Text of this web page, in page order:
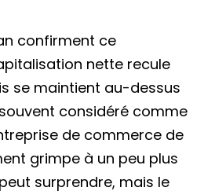
confirment ce
nette recule
se maintient au-dessus
considéré comme
de commerce de
grimpe à un peu plus
surprendre, mais le